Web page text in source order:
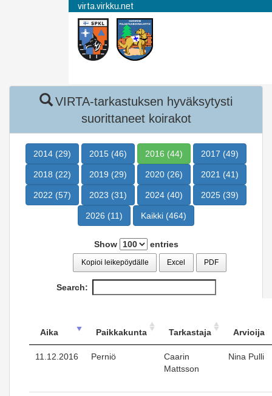
virta.virkku.net
virta.virkku.net
VIRTA-tarkastuksen hyväksytysti
suorittaneet koirakot
2014 (29) 2015 (46) 2016 (44) 2017 (49)
2018 (22) 2019 (29) 2020 (26) 2021 (41)
2022 (57) 2023 (31) 2024 (40) 2025 (39)
2026 (11) Kaikki (464)
Show entries
Kopioi leikepöydälle Excel PDF
Search:
Aika Paikkakunta Tarkastaja Arvioija
11.12.2016 Perniö
Caarin
Mattsson
Nina Pulli